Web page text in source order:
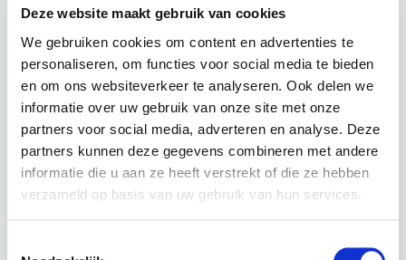
Deze website maakt gebruik van cookies
We gebruiken cookies om content en advertenties te
personaliseren, om functies voor social media te bieden
en om ons websiteverkeer te analyseren. Ook delen we
informatie over uw gebruik van onze site met onze
partners voor social media, adverteren en analyse. Deze
partners kunnen deze gegevens combineren met andere
informatie die u aan ze heeft verstrekt of die ze hebben
verzameld op basis van uw gebruik van hun services.